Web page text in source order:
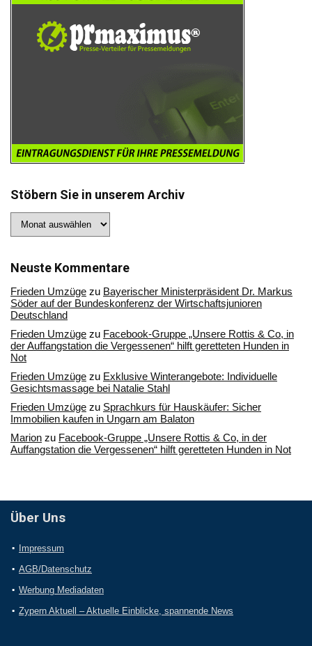
Stöbern Sie in unserem Archiv
Sie
Archiv
Neuste Kommentare
Frieden Umzüge zu Bayerischer Ministerpräsident Dr. Markus
Söder auf der Bundeskonferenz der Wirtschaftsjunioren
Deutschland
Frieden Umzüge zu Facebook-Gruppe „Unsere Rottis & Co, in
der Auffangstation die Vergessenen“ hilft geretteten Hunden in
Not
Frieden Umzüge zu Exklusive Winterangebote: Individuelle
Gesichtsmassage bei Natalie Stahl
Frieden Umzüge zu Sprachkurs für Hauskäufer: Sicher
Immobilien kaufen in Ungarn am Balaton
Marion zu Facebook-Gruppe „Unsere Rottis & Co, in der
Auffangstation die Vergessenen“ hilft geretteten Hunden in Not
Über Uns
Impressum
AGB/Datenschutz
Werbung Mediadaten
Zypern Aktuell – Aktuelle Einblicke, spannende News